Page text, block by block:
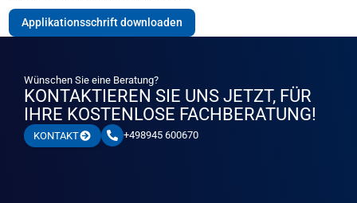
Applikationsschrift downloaden
Wünschen Sie eine Beratung?
KONTAKTIEREN SIE UNS JETZT, FÜR
IHRE KOSTENLOSE FACHBERATUNG!
KONTAKT +498945 600670